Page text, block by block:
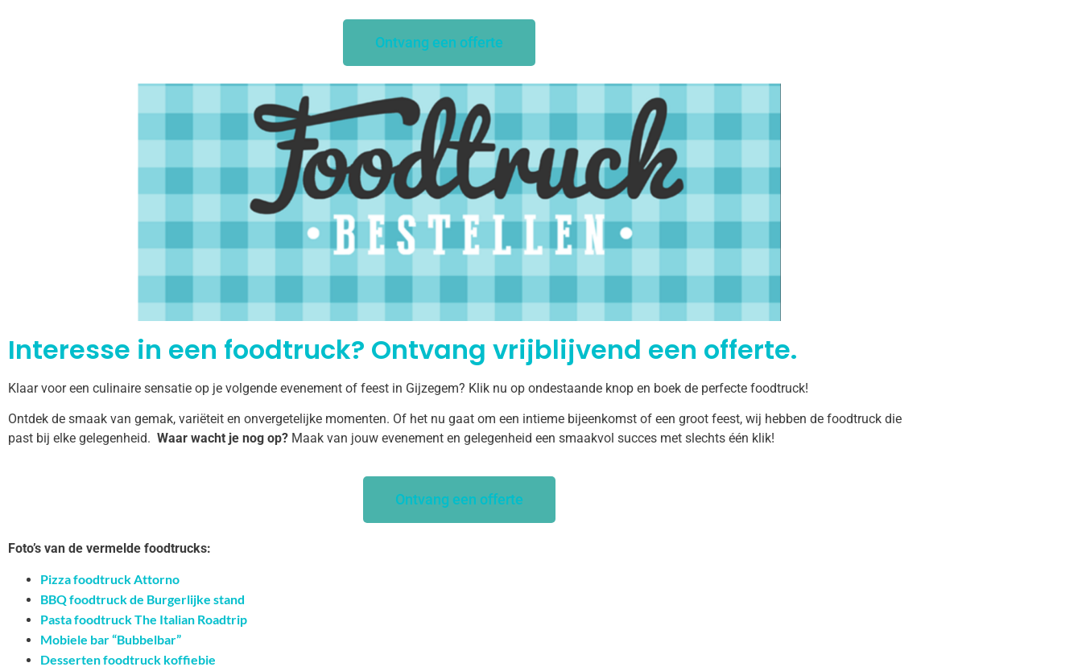
Ontvang een offerte
Interesse in een foodtruck? Ontvang vrijblijvend een offerte.
Klaar voor een culinaire sensatie op je volgende evenement of feest in Gijzegem? Klik nu op ondestaande knop en boek de perfecte foodtruck!
Ontdek de smaak van gemak, variëteit en onvergetelijke momenten. Of het nu gaat om een intieme bijeenkomst of een groot feest, wij hebben de foodtruck die
past bij elke gelegenheid. Waar wacht je nog op? Maak van jouw evenement en gelegenheid een smaakvol succes met slechts één klik!
Ontvang een offerte
Foto’s van de vermelde foodtrucks:
Pizza foodtruck Attorno
BBQ foodtruck de Burgerlijke stand
Pasta foodtruck The Italian Roadtrip
Mobiele bar “Bubbelbar”
Desserten foodtruck koffiebie